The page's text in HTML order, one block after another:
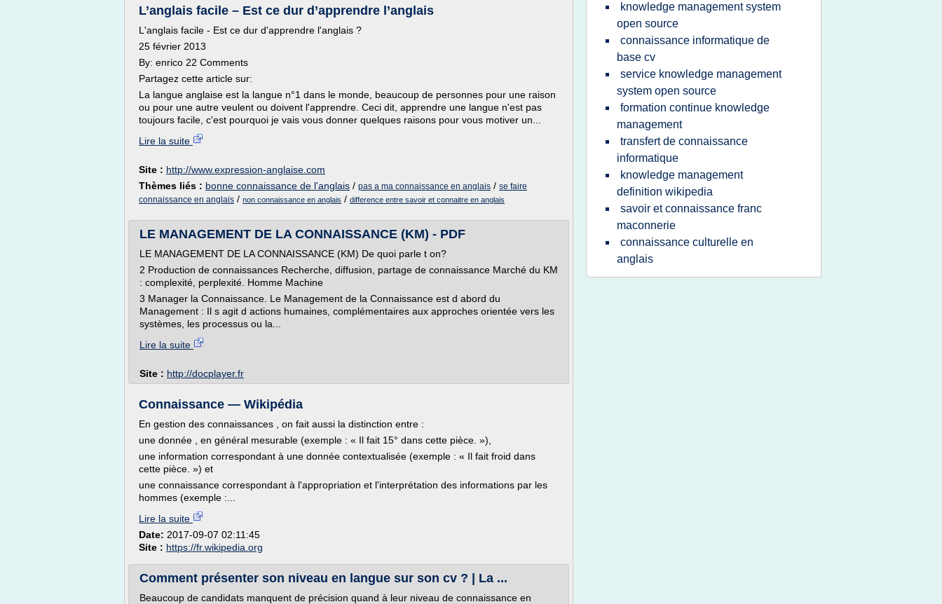
L’anglais facile – Est ce dur d’apprendre l’anglais
L'anglais facile - Est ce dur d'apprendre l'anglais ?
25 février 2013
By: enrico 22 Comments
Partagez cette article sur:
La langue anglaise est la langue n°1 dans le monde, beaucoup de personnes pour une raison
ou pour une autre veulent ou doivent l'apprendre. Ceci dit, apprendre une langue n'est pas
toujours facile, c'est pourquoi je vais vous donner quelques raisons pour vous motiver un...
Lire la suite
Site : http://www.expression-anglaise.com
Thèmes liés : bonne connaissance de l'anglais / pas a ma connaissance en anglais / se faire
connaissance en anglais / non connaissance en anglais / difference entre savoir et connaitre en anglais
LE MANAGEMENT DE LA CONNAISSANCE (KM) - PDF
LE MANAGEMENT DE LA CONNAISSANCE (KM) De quoi parle t on?
2 Production de connaissances Recherche, diffusion, partage de connaissance Marché du KM
: complexité, perplexité. Homme Machine
3 Manager la Connaissance. Le Management de la Connaissance est d abord du
Management : Il s agit d actions humaines, complémentaires aux approches orientée vers les
systèmes, les processus ou la...
Lire la suite
Site : http://docplayer.fr
Connaissance — Wikipédia
En gestion des connaissances , on fait aussi la distinction entre :
une donnée , en général mesurable (exemple : « Il fait 15° dans cette pièce. »),
une information correspondant à une donnée contextualisée (exemple : « Il fait froid dans
cette pièce. ») et
une connaissance correspondant à l'appropriation et l'interprétation des informations par les
hommes (exemple :...
Lire la suite
Date: 2017-09-07 02:11:45
Site : https://fr.wikipedia.org
Comment présenter son niveau en langue sur son cv ? | La ...
Beaucoup de candidats manquent de précision quand à leur niveau de connaissance en
knowledge management system
open source
connaissance informatique de
base cv
service knowledge management
system open source
formation continue knowledge
management
transfert de connaissance
informatique
knowledge management
definition wikipedia
savoir et connaissance franc
maconnerie
connaissance culturelle en
anglais